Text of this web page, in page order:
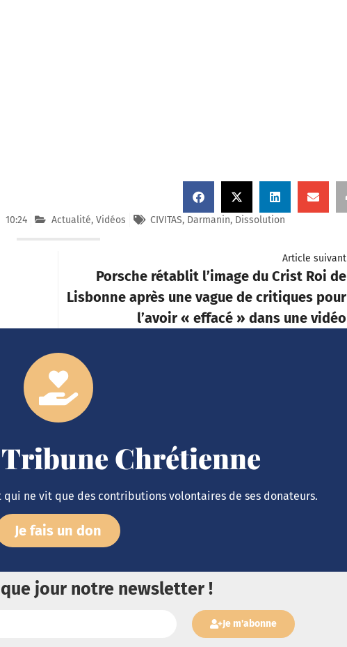
10:24 Actualité, Vidéos CIVITAS, Darmanin, Dissolution
Article suivant
Porsche rétablit l’image du Crist Roi de
Lisbonne après une vague de critiques pour
l’avoir « effacé » dans une vidéo
Tribune Chrétienne
ne vit que des contributions volontaires de ses donateurs.
Je fais un don
jour notre newsletter !
Je m'abonne